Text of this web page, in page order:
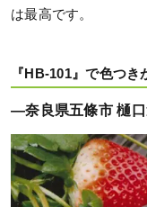
は最高です。
『HB-101』で色つき
―奈良県五條市 樋